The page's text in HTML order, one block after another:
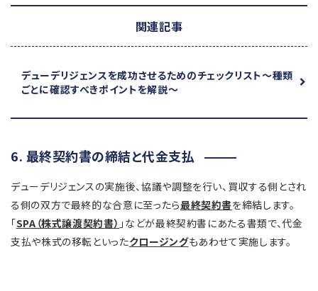
関連記事
デューデリジェンスを成功させるためのチェックリスト～種類
ごとに確認すべきポイントを解説～
6. 最終契約書の締結と代金支払
デューデリジェンスの実施後、協議や調整を行い、買収する側とされ
る側の双方で最終的な合意に至ったら最終契約書を締結します。
「SPA（株式譲渡契約書） 」などが最終契約書にあたる書類で、代金
支払や株式の移転といったクロージングもあわせて実施します。